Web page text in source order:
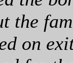
the
on